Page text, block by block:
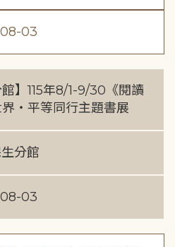
03
館】115年8/1-9/30《閱讀
・平等同行主題書展
分館
03